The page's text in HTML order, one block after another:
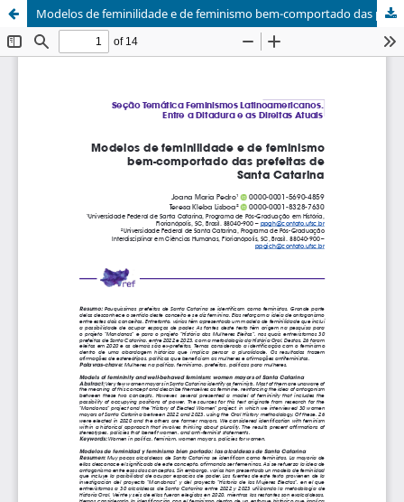
Modelos de feminilidade e de feminismo bem-comportado das prefeitas de Santa Catarina